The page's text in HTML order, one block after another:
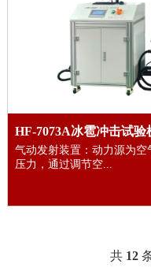
HF-7073A冰雹冲击试验
气动发射装置：动力源为
压力，通过调节空...
共 12